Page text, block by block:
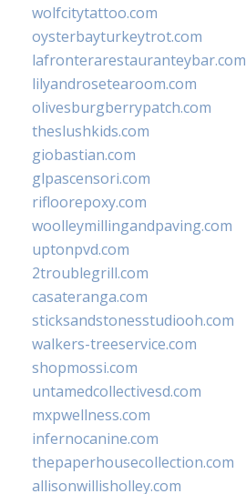
wolfcitytattoo.com
oysterbayturkeytrot.com
lafronterarestauranteybar.com
lilyandrosetearoom.com
olivesburgberrypatch.com
theslushkids.com
giobastian.com
glpascensori.com
rifloorepoxy.com
woolleymillingandpaving.com
uptonpvd.com
2troublegrill.com
casateranga.com
sticksandstonesstudiooh.com
walkers-treeservice.com
shopmossi.com
untamedcollectivesd.com
mxpwellness.com
infernocanine.com
thepaperhousecollection.com
allisonwillisholley.com